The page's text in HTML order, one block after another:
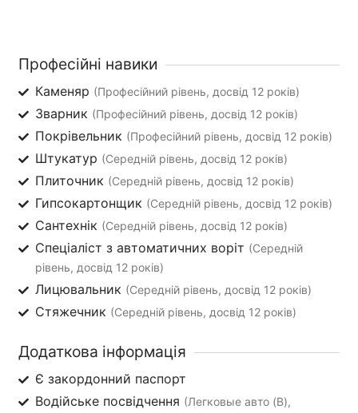
Професійні навики
Каменяр (Професійний рівень, досвід 12 років)
Зварник (Професійний рівень, досвід 12 років)
Покрівельник (Професійний рівень, досвід 12 років)
Штукатур (Середній рівень, досвід 12 років)
Плиточник (Середній рівень, досвід 12 років)
Гипсокартонщик (Середній рівень, досвід 12 років)
Сантехнік (Середній рівень, досвід 12 років)
Спеціаліст з автоматичних воріт (Середній
рівень, досвід 12 років)
Лицювальник (Середній рівень, досвід 12 років)
Стяжечник (Середній рівень, досвід 12 років)
Додаткова інформація
Є закордонний паспорт
Водійське посвідчення (Легковые авто (B),